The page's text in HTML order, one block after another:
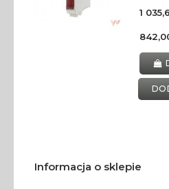
1
Informacja o sklepie